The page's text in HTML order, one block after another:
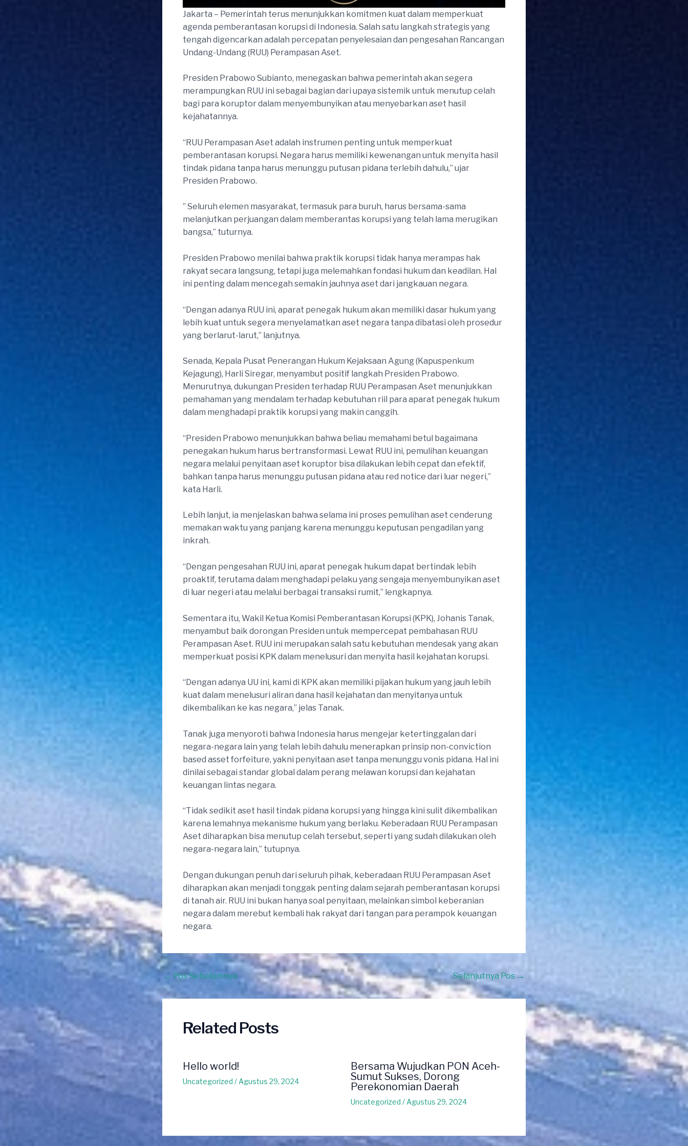
Jakarta – Pemerintah terus menunjukkan komitmen kuat dalam memperkuat
agenda pemberantasan korupsi di Indonesia. Salah satu langkah strategis yang
tengah digencarkan adalah percepatan penyelesaian dan pengesahan Rancangan
Undang-Undang (RUU) Perampasan Aset.
Presiden Prabowo Subianto, menegaskan bahwa pemerintah akan segera
merampungkan RUU ini sebagai bagian dari upaya sistemik untuk menutup celah
bagi para koruptor dalam menyembunyikan atau menyebarkan aset hasil
kejahatannya.
“RUU Perampasan Aset adalah instrumen penting untuk memperkuat
pemberantasan korupsi. Negara harus memiliki kewenangan untuk menyita hasil
tindak pidana tanpa harus menunggu putusan pidana terlebih dahulu,” ujar
Presiden Prabowo.
” Seluruh elemen masyarakat, termasuk para buruh, harus bersama-sama
melanjutkan perjuangan dalam memberantas korupsi yang telah lama merugikan
bangsa,” tuturnya.
Presiden Prabowo menilai bahwa praktik korupsi tidak hanya merampas hak
rakyat secara langsung, tetapi juga melemahkan fondasi hukum dan keadilan. Hal
ini penting dalam mencegah semakin jauhnya aset dari jangkauan negara.
“Dengan adanya RUU ini, aparat penegak hukum akan memiliki dasar hukum yang
lebih kuat untuk segera menyelamatkan aset negara tanpa dibatasi oleh prosedur
yang berlarut-larut,” lanjutnya.
Senada, Kepala Pusat Penerangan Hukum Kejaksaan Agung (Kapuspenkum
Kejagung), Harli Siregar, menyambut positif langkah Presiden Prabowo.
Menurutnya, dukungan Presiden terhadap RUU Perampasan Aset menunjukkan
pemahaman yang mendalam terhadap kebutuhan riil para aparat penegak hukum
dalam menghadapi praktik korupsi yang makin canggih.
“Presiden Prabowo menunjukkan bahwa beliau memahami betul bagaimana
penegakan hukum harus bertransformasi. Lewat RUU ini, pemulihan keuangan
negara melalui penyitaan aset koruptor bisa dilakukan lebih cepat dan efektif,
bahkan tanpa harus menunggu putusan pidana atau red notice dari luar negeri,”
kata Harli.
Lebih lanjut, ia menjelaskan bahwa selama ini proses pemulihan aset cenderung
memakan waktu yang panjang karena menunggu keputusan pengadilan yang
inkrah.
“Dengan pengesahan RUU ini, aparat penegak hukum dapat bertindak lebih
proaktif, terutama dalam menghadapi pelaku yang sengaja menyembunyikan aset
di luar negeri atau melalui berbagai transaksi rumit,” lengkapnya.
Sementara itu, Wakil Ketua Komisi Pemberantasan Korupsi (KPK), Johanis Tanak,
menyambut baik dorongan Presiden untuk mempercepat pembahasan RUU
Perampasan Aset. RUU ini merupakan salah satu kebutuhan mendesak yang akan
memperkuat posisi KPK dalam menelusuri dan menyita hasil kejahatan korupsi.
“Dengan adanya UU ini, kami di KPK akan memiliki pijakan hukum yang jauh lebih
kuat dalam menelusuri aliran dana hasil kejahatan dan menyitanya untuk
dikembalikan ke kas negara,” jelas Tanak.
Tanak juga menyoroti bahwa Indonesia harus mengejar ketertinggalan dari
negara-negara lain yang telah lebih dahulu menerapkan prinsip non-conviction
based asset forfeiture, yakni penyitaan aset tanpa menunggu vonis pidana. Hal ini
dinilai sebagai standar global dalam perang melawan korupsi dan kejahatan
keuangan lintas negara.
“Tidak sedikit aset hasil tindak pidana korupsi yang hingga kini sulit dikembalikan
karena lemahnya mekanisme hukum yang berlaku. Keberadaan RUU Perampasan
Aset diharapkan bisa menutup celah tersebut, seperti yang sudah dilakukan oleh
negara-negara lain,” tutupnya.
Dengan dukungan penuh dari seluruh pihak, keberadaan RUU Perampasan Aset
diharapkan akan menjadi tonggak penting dalam sejarah pemberantasan korupsi
di tanah air. RUU ini bukan hanya soal penyitaan, melainkan simbol keberanian
negara dalam merebut kembali hak rakyat dari tangan para perampok keuangan
negara.
Post
navigation
← Pos Sebelumnya Selanjutnya Pos→
Related Posts
Hello world!
Uncategorized / Agustus 29, 2024
Bersama Wujudkan PON Aceh-
Sumut Sukses, Dorong
Perekonomian Daerah
Uncategorized / Agustus 29, 2024